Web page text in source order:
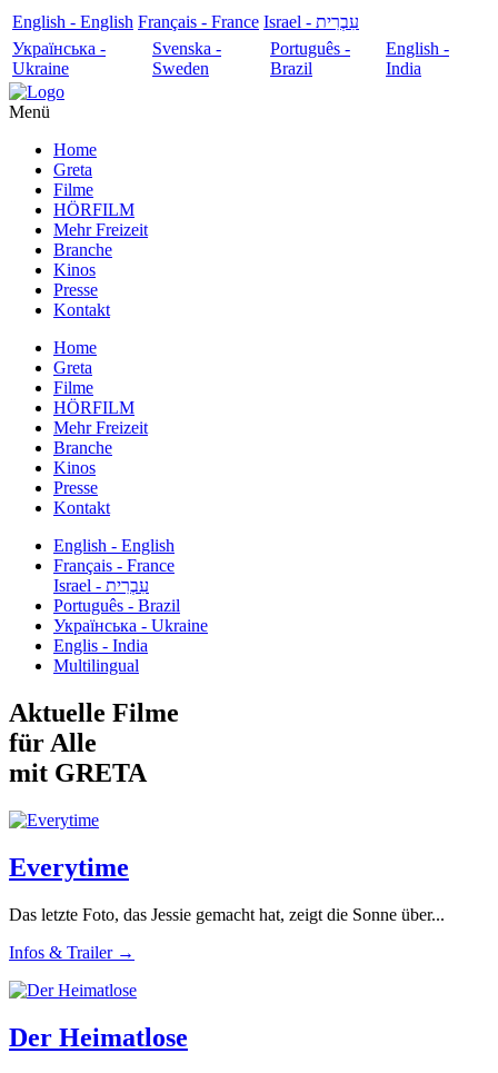
English - English Français - France
עִבְרִית - Israel
Українська -
Ukraine
Svenska -
Sweden
Português -
Brazil
English -
India
Menü
Home
Greta
Filme
HÖRFILM
Mehr Freizeit
Branche
Kinos
Presse
Kontakt
Home
Greta
Filme
HÖRFILM
Mehr Freizeit
Branche
Kinos
Presse
Kontakt
English - English
Français - France
עִבְרִית - Israel
Português - Brazil
Українська - Ukraine
Englis - India
Multilingual
Aktuelle Filme
für Alle
mit GRETA
Everytime
Das letzte Foto, das Jessie gemacht hat, zeigt die Sonne über...
Infos & Trailer →
Der Heimatlose